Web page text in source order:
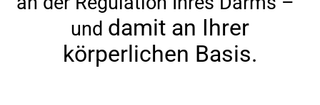
und damit an Ihrer
körperlichen Basis.